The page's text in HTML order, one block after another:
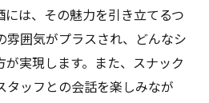
には、その魅力を引き立てるつ
雰囲気がプラスされ、どんなシ
が実現します。また、スナック
タッフとの会話を楽しみなが